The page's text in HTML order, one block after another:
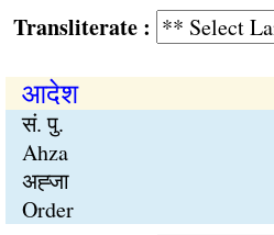
:
आदेश
सं. पु.
Ahza
अह्जा
Order